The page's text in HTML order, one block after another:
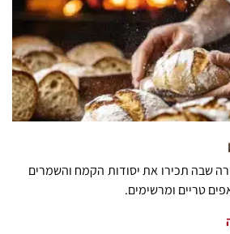
שבה תכירו את יסודות הקמח והשמרים
טריים ומרשימים.